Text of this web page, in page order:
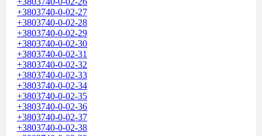
+3803740-0-02-27
+3803740-0-02-28
+3803740-0-02-29
+3803740-0-02-30
+3803740-0-02-31
+3803740-0-02-32
+3803740-0-02-33
+3803740-0-02-34
+3803740-0-02-35
+3803740-0-02-36
+3803740-0-02-37
+3803740-0-02-38